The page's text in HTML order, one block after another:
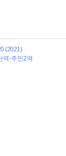
(2021)
역-주민2역